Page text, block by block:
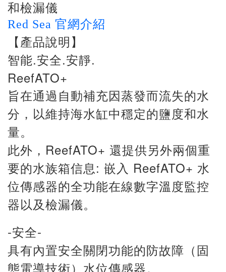
和檢漏儀
Red Sea 官網介紹
【產品說明】
智能.安全.安靜.
ReefATO+
旨在通過自動補充因蒸發而流失的水
分，以維持海水缸中穩定的鹽度和水
量。
此外，ReefATO+ 還提供另外兩個重
要的水族箱信息: 嵌入 ReefATO+ 水
位傳感器的全功能在線數字溫度監控
器以及檢漏儀。
-安全-
具有內置安全關閉功能的防故障（固
態電導技術）水位傳感器。